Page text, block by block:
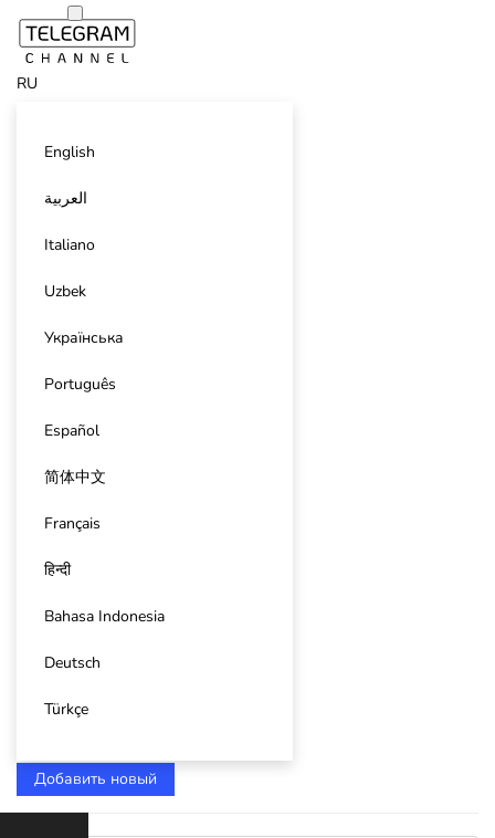
RU
English
العربية
Italiano
Uzbek
Українська
Português
Español
简体中文
Français
हिन्दी
Bahasa Indonesia
Deutsch
Türkçe
Добавить новый